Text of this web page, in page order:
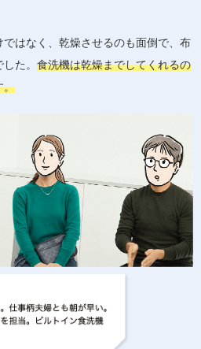
ではなく、乾燥させるのも面倒で、布
た。 食洗機は乾燥までしてくれるの
。